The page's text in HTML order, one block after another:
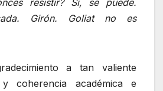
Girón. Goliat no es
a tan valiente
coherencia académica e